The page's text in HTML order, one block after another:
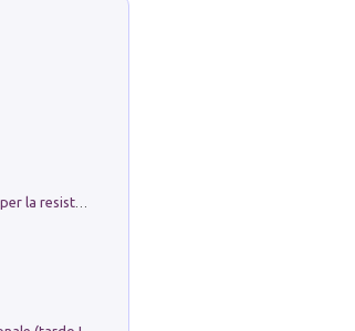
Memorial Santa Giulia. Sculture per la resistenza Monchio di Palagano